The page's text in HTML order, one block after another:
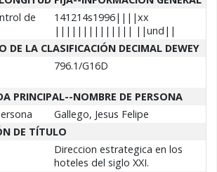
de
141214s1996||||xx
|||||||||||||| ||und||
DE LA CLASIFICACIÓN DECIMAL DEWEY
796.1/G16D
PRINCIPAL--NOMBRE DE PERSONA
Gallego, Jesus Felipe
DE TÍTULO
Direccion estrategica en los
hoteles del siglo XXI.